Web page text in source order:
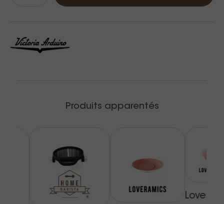
Produits apparentés